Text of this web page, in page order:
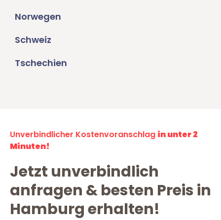
Norwegen
Schweiz
Tschechien
Unverbindlicher Kostenvoranschlag in unter 2
Minuten!
Jetzt unverbindlich
anfragen & besten Preis in
Hamburg erhalten!